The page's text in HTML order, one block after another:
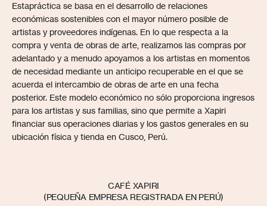
‍Estapráctica se basa en el desarrollo de relaciones
económicas sostenibles con el mayor número posible de
artistas y proveedores indígenas. En lo que respecta a la
compra y venta de obras de arte, realizamos las compras por
adelantado y a menudo apoyamos a los artistas en momentos
de necesidad mediante un anticipo recuperable en el que se
acuerda el intercambio de obras de arte en una fecha
posterior. Este modelo económico no sólo proporciona ingresos
para los artistas y sus familias, sino que permite a Xapiri
financiar sus operaciones diarias y los gastos generales en su
ubicación física y tienda en Cusco, Perú.
CAFÉ XAPIRI
(PEQUEÑA EMPRESA REGISTRADA EN PERÚ)